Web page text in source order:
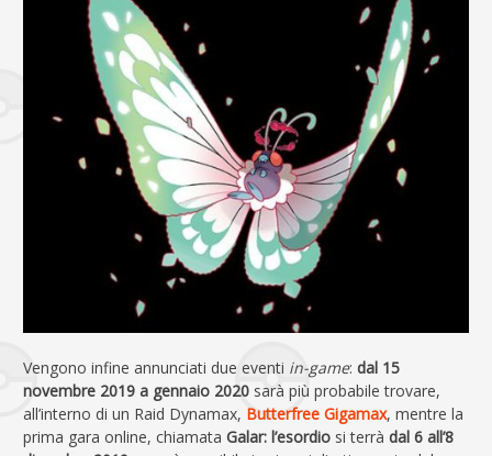
Vengono infine annunciati due eventi in-game: dal 15
novembre 2019 a gennaio 2020 sarà più probabile trovare,
all’interno di un Raid Dynamax, Butterfree Gigamax, mentre la
prima gara online, chiamata Galar: l’esordio si terrà dal 6 all’8